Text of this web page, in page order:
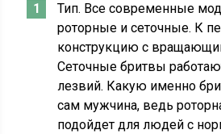
Тип. Все современные
роторные и сеточные. К
конструкцию с
Сеточные бритвы
лезвий. Какую именно
сам мужчина, ведь
подойдет для людей с